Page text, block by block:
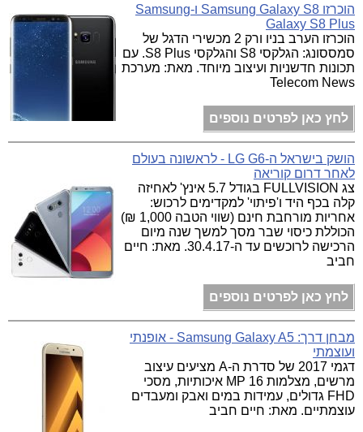
הוכרזו Samsung Galaxy S8 ו-Samsung
Galaxy S8 Plus
הוכרזו הערב בניו ורק 2 מכשירי הדגל של
סמססונג: הגלקסי S8 והגלקסי S8 Plus. עם
תכונות חדשניות ועיצוב מיוחד. מאת: מערכת
Telecom News
לחץ כאן לפרטים נוספים
הושק בישראל ה-LG G6 - לראשונה בעולם
לאחר דרום קוריאה
צג FULLVISION בגודל 5.7 אינץ' לאחיזה
קלה בכף היד ו'פיתוי' למקדימים לרכוש:
אחריות מורחבת חינם (שווי הטבה 1,000 ₪)
הכוללת כיסוי שבר מסך למשך שנה מיום
הרכישה לרוכשים עד ה-30.4.17. מאת: חיים
חביב
לחץ כאן לפרטים נוספים
מבחן דרך: Samsung Galaxy A5 - אופנתי
ועוצמתי
דגמי 2017 של סדרת ה-A מציעים עיצוב
מרשים, מצלמות 16 MP איכותיות, מסכי
FHD גדולים, עמידות במים ואבק ומעבדים
עוצמתיים. מאת: חיים חביב